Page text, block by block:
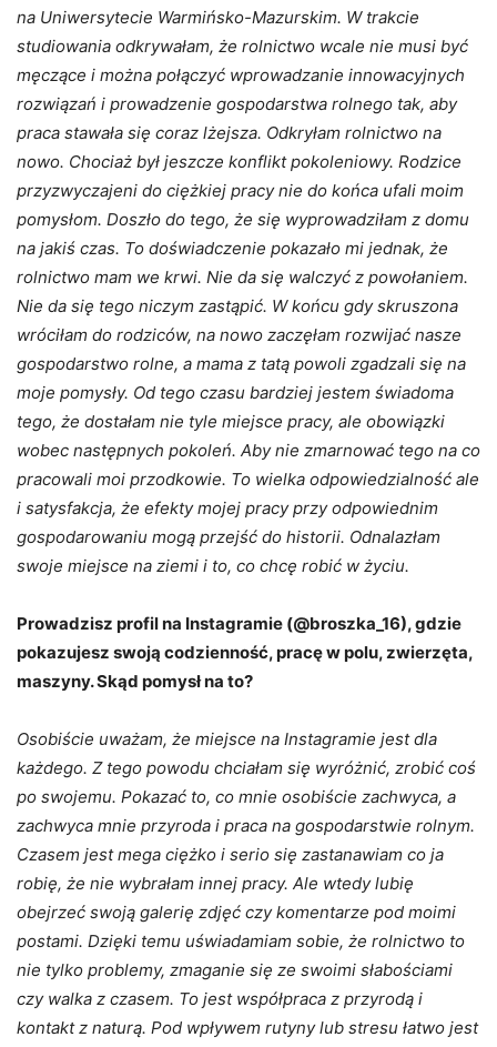
na Uniwersytecie Warmińsko-Mazurskim. W trakcie
studiowania odkrywałam, że rolnictwo wcale nie musi być
męczące i można połączyć wprowadzanie innowacyjnych
rozwiązań i prowadzenie gospodarstwa rolnego tak, aby
praca stawała się coraz lżejsza. Odkryłam rolnictwo na
nowo. Chociaż był jeszcze konflikt pokoleniowy. Rodzice
przyzwyczajeni do ciężkiej pracy nie do końca ufali moim
pomysłom. Doszło do tego, że się wyprowadziłam z domu
na jakiś czas. To doświadczenie pokazało mi jednak, że
rolnictwo mam we krwi. Nie da się walczyć z powołaniem.
Nie da się tego niczym zastąpić. W końcu gdy skruszona
wróciłam do rodziców, na nowo zaczęłam rozwijać nasze
gospodarstwo rolne, a mama z tatą powoli zgadzali się na
moje pomysły. Od tego czasu bardziej jestem świadoma
tego, że dostałam nie tyle miejsce pracy, ale obowiązki
wobec następnych pokoleń. Aby nie zmarnować tego na co
pracowali moi przodkowie. To wielka odpowiedzialność ale
i satysfakcja, że efekty mojej pracy przy odpowiednim
gospodarowaniu mogą przejść do historii. Odnalazłam
swoje miejsce na ziemi i to, co chcę robić w życiu.
Prowadzisz profil na Instagramie (@broszka_16), gdzie
pokazujesz swoją codzienność, pracę w polu, zwierzęta,
maszyny. Skąd pomysł na to?
Osobiście uważam, że miejsce na Instagramie jest dla
każdego. Z tego powodu chciałam się wyróżnić, zrobić coś
po swojemu. Pokazać to, co mnie osobiście zachwyca, a
zachwyca mnie przyroda i praca na gospodarstwie rolnym.
Czasem jest mega ciężko i serio się zastanawiam co ja
robię, że nie wybrałam innej pracy. Ale wtedy lubię
obejrzeć swoją galerię zdjęć czy komentarze pod moimi
postami. Dzięki temu uświadamiam sobie, że rolnictwo to
nie tylko problemy, zmaganie się ze swoimi słabościami
czy walka z czasem. To jest współpraca z przyrodą i
kontakt z naturą. Pod wpływem rutyny lub stresu łatwo jest